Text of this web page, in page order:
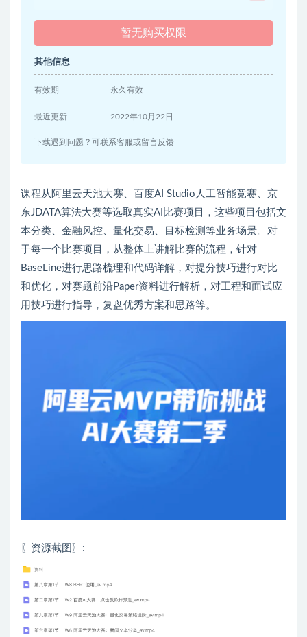
暂无购买权限
其他信息
有效期 永久有效
最近更新 2022年10月22日
下载遇到问题？可联系客服或留言反馈
课程从阿里云天池大赛、百度AI Studio人工智能竞赛、京
东JDATA算法大赛等选取真实AI比赛项目，这些项目包括文
本分类、金融风控、量化交易、目标检测等业务场景。对
于每一个比赛项目，从整体上讲解比赛的流程，针对
BaseLine进行思路梳理和代码详解，对提分技巧进行对比
和优化，对赛题前沿Paper资料进行解析，对工程和面试应
用技巧进行指导，复盘优秀方案和思路等。
〖资源截图〗: